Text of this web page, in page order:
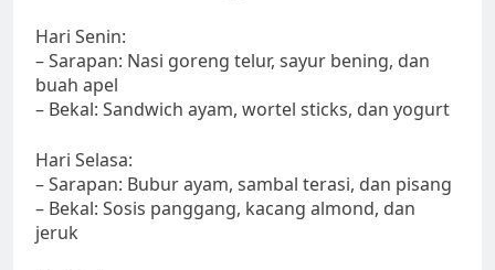
Hari Senin:
– Sarapan: Nasi goreng telur, sayur bening, dan
buah apel
– Bekal: Sandwich ayam, wortel sticks, dan yogurt
Hari Selasa:
– Sarapan: Bubur ayam, sambal terasi, dan pisang
– Bekal: Sosis panggang, kacang almond, dan
jeruk